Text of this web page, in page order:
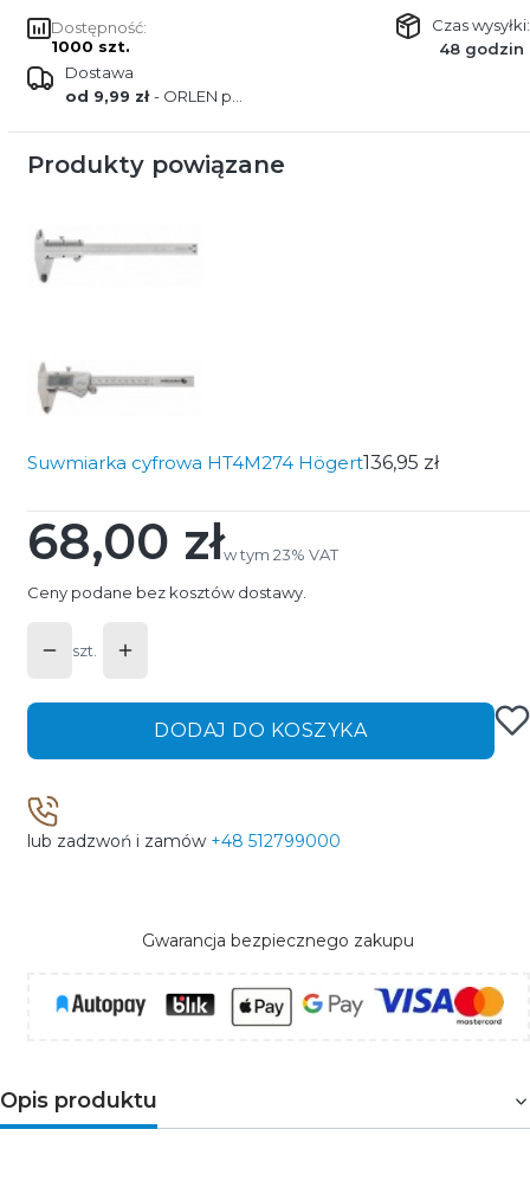
Dostępność:
1000 szt.
Czas wysyłki:
48 godzin
Dostawa
od 9,99 zł- ORLEN paczka
Produkty powiązane
Suwmiarka cyfrowa HT4M274 Högert136,95 zł
Cena
68,00 złw tym 23% VAT
w tym 23% VAT
Ceny podane bez kosztów dostawy.
szt.
DODAJ DO KOSZYKA
lub zadzwoń i zamów +48 512799000
Gwarancja bezpiecznego zakupu
Opis produktu